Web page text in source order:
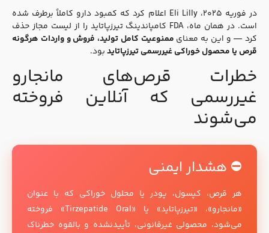
در فوریه ۲۰۲۵، Eli Lilly اعلام کرد که کمبود دارو کاملاً برطرف شده
است. در همان ماه، FDA کامپاندینگ تیرزپاتاید را از لیست مجاز حذف
کرد — و این به معنایممنوعیت کامل تولید، فروش و واردات هرگونه
قرص یا محصول خوراکی غیررسمی تیرزپاتایدبود.
خطرات قرص‌های مانجارو
غیررسمی که آنلاین فروخته
می‌شوند
⛔ هشدار ایمنی
هر قرص، کپسول، پودر یا محلول خوراکی که با عنوان
«مانجارو»، «تیرزپاتاید» یا «Tirzepatide Oral» فروخته
می‌شود، محصولی غیرقانونی، تأییدنشده و بالقوه خطرناک